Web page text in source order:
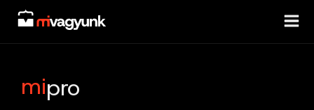
Skip
content
mipro